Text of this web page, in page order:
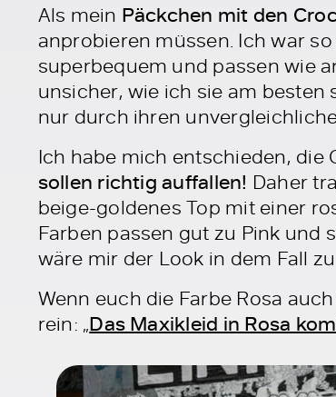
Als mein Päckchen mit den
anprobieren müssen. Ich war
superbequem und passen wie
unsicher, wie ich sie am
nur durch ihren
Ich habe mich entschieden, die
sollen richtig auffallen! Daher
beige-goldenes Top mit einer
Farben passen gut zu Pink und
wäre mir der Look in dem Fall
Wenn euch die Farbe Rosa
rein: „Das Maxikleid in Rosa